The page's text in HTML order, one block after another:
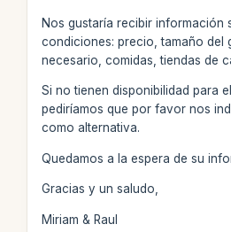
Nos gustaría recibir información
condiciones: precio, tamaño del
necesario, comidas, tiendas de
Si no tienen disponibilidad para
pediríamos que por favor nos
como alternativa.
Quedamos a la espera de su
Gracias y un saludo,
Miriam & Raul